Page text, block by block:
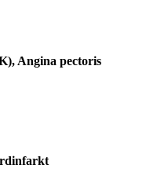
Angina pectoris